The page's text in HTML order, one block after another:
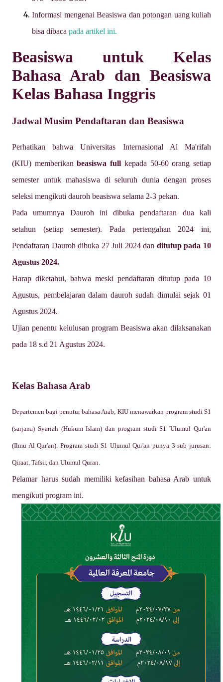
Informasi mengenai Beasiswa dan potongan uang kuliah
bisa dibaca pada artikel ini.
Beasiswa untuk Kelas
Bahasa Arab dan Beasiswa
Kelas Bahasa Inggris
Jadwal Musim Pendaftaran dan Beasiswa
Perhatikan bahwa Universitas Internasional Al Ma'rifah
(KIU) memberikanbeasiswa full kepada 50-60 orang setiap
semester untuk mahasiswa di seluruh dunia dengan proses
seleksi mengikuti dauroh beasiswa selama 2-3 pekan.
Pada umumnya Dauroh ini dibuka pendaftaran dua kali
setahun (setiap semester). Pada pertengahan 2024 ini,
Pendaftaran Dauroh dibuka 27 Juli 2024 dan ditutup pada 10
Agustus 2024.
Harap diketahui, bahwa meski pendaftaran ditutup pada 10
Agustus, pembelajaran dalam dauroh sudah dimulai sejak 01
Agustus 2024.
Ujian penentu kelulusan program Beasiswa akan dilaksanakan
pada 18 s.d 21 Agustus 2024.
Kelas Bahasa Arab
Departemen bagi penutur bahasa Arab, KIU menawarkan program studi S1
(sarjana) Syariah (Hukum Islam) dan program studi S1 'Ulumul Qur'an
(Ilmu Al Qur'an). Program studi S1 Ulumul Qur'an punya 3 sub jurusan:
Qiraat, Tafsir, dan Ulumul Quran.
Pelamar harus sudah memiliki kefasihan bahasa Arab untuk
mengikuti program ini.